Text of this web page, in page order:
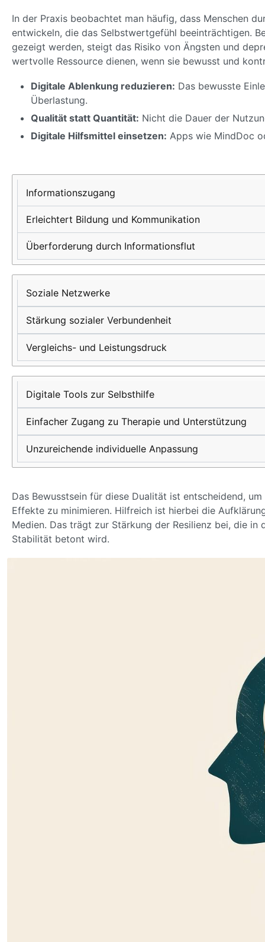
In der Praxis beobachtet man häufig, dass Menschen
entwickeln, die das Selbstwertgefühl beeinträchtigen.
gezeigt werden, steigt das Risiko von Ängsten und
wertvolle Ressource dienen, wenn sie bewusst und
Digitale Ablenkung reduzieren: Das bewusste
Überlastung.
Qualität statt Quantität: Nicht die Dauer der
Digitale Hilfsmittel einsetzen: Apps wie MindDoc
Auswirkung
digitaler
Medien
Positive
Nutzung
Risiken
Informationszugang
Erleichtert Bildung und Kommunikation
Überforderung durch Informationsflut
Soziale Netzwerke
Stärkung sozialer Verbundenheit
Vergleichs- und Leistungsdruck
Digitale Tools zur Selbsthilfe
Einfacher Zugang zu Therapie und Unterstützung
Unzureichende individuelle Anpassung
Das Bewusstsein für diese Dualität ist entscheidend,
Effekte zu minimieren. Hilfreich ist hierbei die
Medien. Das trägt zur Stärkung der Resilienz bei, die
Stabilität betont wird.